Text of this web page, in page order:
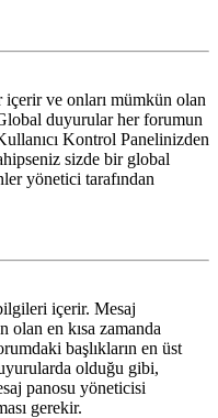
ve onları mümkün olan
duyurular her forumun
Kontrol Panelinizden
sizde bir global
yönetici tarafından
içerir. Mesaj
olan en kısa zamanda
başlıkların en üst
olduğu gibi,
panosu yöneticisi
gerekir.